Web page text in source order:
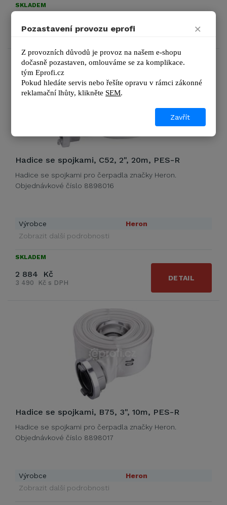
SKLADEM
620 Kč s DPH
Hadice se spojkami, C52, 2", 20m, PES-R
Hadice se spojkami pro čerpadla značky Heron.
Objednávkové číslo 8898016
Výrobce
Heron
Zobrazit další podrobnosti
SKLADEM
2 884 Kč
3 490 Kč s DPH
DETAIL
Hadice se spojkami, B75, 3", 10m, PES-R
Hadice se spojkami pro čerpadla značky Heron.
Objednávkové číslo 8898017
Výrobce
Heron
Zobrazit další podrobnosti
Pozastavení provozu eprofi ×
Z provozních důvodů je provoz na našem e-shopu
dočasně pozastaven, omlouváme se za komplikace.
tým Eprofi.cz
Pokud hledáte servis nebo řešíte opravu v rámci zákonné
reklamační lhůty, klikněte SEM.
Zavřít